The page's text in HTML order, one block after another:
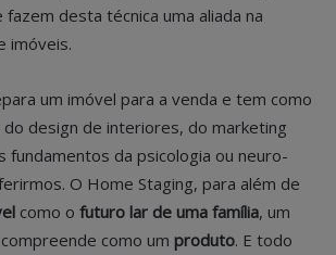
desta técnica uma aliada na
imóveis.
um imóvel para a venda e tem como
do design de interiores, do marketing
fundamentos da psicologia ou neuro-
O Home Staging, para além de
como o futuro lar de uma família, um
como um produto. E todo